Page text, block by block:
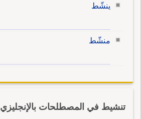
ينشّط
منشّط
تنشيط في المصطلحات بالإنجليزي